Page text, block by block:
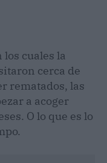
cuales la
cerca de
rematados, las
a acoger
O lo que es lo